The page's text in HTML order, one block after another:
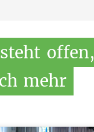
steht offen,
mehr